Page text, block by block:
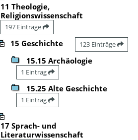
11 Theologie,
Religionswissenschaft
197 Einträge
15 Geschichte 123 Einträge
15.15 Archäologie
1 Eintrag
15.25 Alte Geschichte
1 Eintrag
17 Sprach- und
Literaturwissenschaft